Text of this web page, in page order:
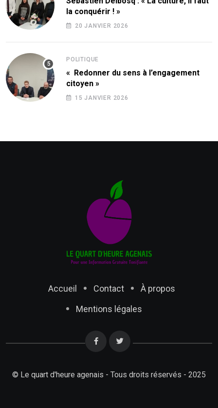
la conquérir ! »
20 JANVIER 2026
POLITIQUE
« Redonner du sens à l’engagement
citoyen »
15 JANVIER 2026
Accueil Contact
À propos
Mentions légales
© Le quart d'heure agenais - Tous droits réservés - 2025